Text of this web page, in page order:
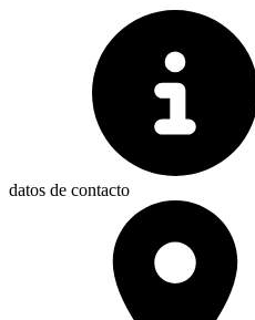
datos de contacto